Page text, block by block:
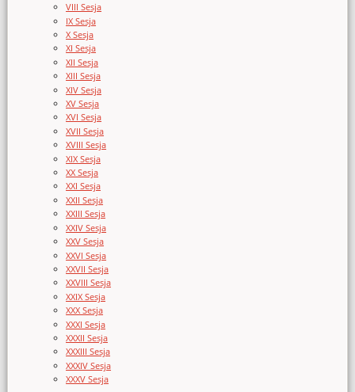
VIII Sesja
IX Sesja
X Sesja
XI Sesja
XII Sesja
XIII Sesja
XIV Sesja
XV Sesja
XVI Sesja
XVII Sesja
XVIII Sesja
XIX Sesja
XX Sesja
XXI Sesja
XXII Sesja
XXIII Sesja
XXIV Sesja
XXV Sesja
XXVI Sesja
XXVII Sesja
XXVIII Sesja
XXIX Sesja
XXX Sesja
XXXI Sesja
XXXII Sesja
XXXIII Sesja
XXXIV Sesja
XXXV Sesja